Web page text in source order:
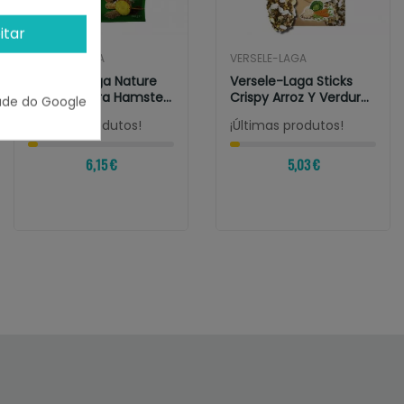
VERSELE-LAGA
Versele-Laga Nature
Comida Para Hamster
¡Últimas produtos!
6,15 €
VERSELE-LAGA
Versele-Laga Sticks
Crispy Arroz Y Verduras
Para...
¡Últimas produtos!
5,03 €
do Google